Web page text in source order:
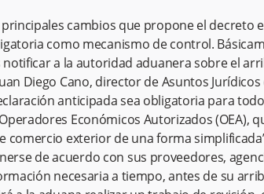
cambios que propone el decreto
como mecanismo de control.
a la autoridad aduanera sobre el
Diego Cano, director de Asuntos Jurídicos
anticipada sea obligatoria para
Económicos Autorizados (OEA),
comercio exterior de una forma
de acuerdo con sus proveedores,
necesaria a tiempo, antes de su